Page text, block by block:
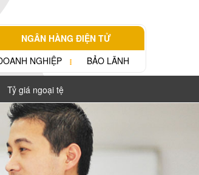
NGÂN HÀNG ĐIỆN TỬ
NGHIỆP
BẢO LÃNH
Tỷ giá ngoại tệ